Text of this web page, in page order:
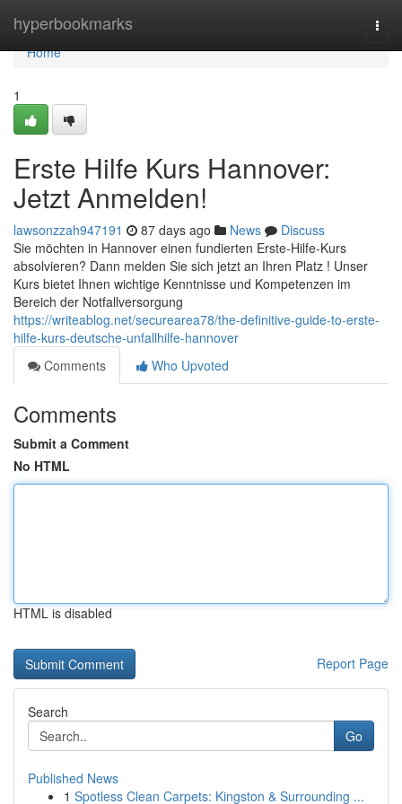
hyperbookmarks
Home
Home
1
Erste Hilfe Kurs Hannover:
Jetzt Anmelden!
lawsonzzah947191 87 days ago News
Discuss
Sie möchten in Hannover einen fundierten Erste-Hilfe-Kurs
absolvieren? Dann melden Sie sich jetzt an Ihren Platz ! Unser
Kurs bietet Ihnen wichtige Kenntnisse und Kompetenzen im
Bereich der Notfallversorgung
https://writeablog.net/securearea78/the-definitive-guide-to-erste-
hilfe-kurs-deutsche-unfallhilfe-hannover
Comments
Who Upvoted
Comments
Submit a Comment
No HTML
HTML is disabled
Report Page
Search
Go
Published News
1 Spotless Clean Carpets: Kingston & Surrounding ...